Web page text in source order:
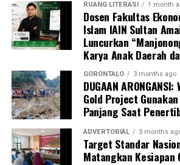
“Seluruh hasil pendataan orisinal ini
ke instansi masing-masing hari ini
laporan ini kami tembuskan langsung
Kota Gorontalo melalui Sekretaris
bentuk pertanggungjawaban konkret
pungkas Marwan.
Melalui skema pengawasan berlapis
Pemerintah Kota Gorontalo
grafik kenaikan tingkat kedisiplinan
demikian, kualitas pelayanan publik
RUANG LITERASI 1 month
Dosen Fakultas
Islam IAIN Sultan
Luncurkan
Karya Anak Daerah
GORONTALO 3 months ago
DUGAAN
Gold Project
Panjang Saat
ADVERTORIAL 3 months
Target Standar
Matangkan Kesiapan